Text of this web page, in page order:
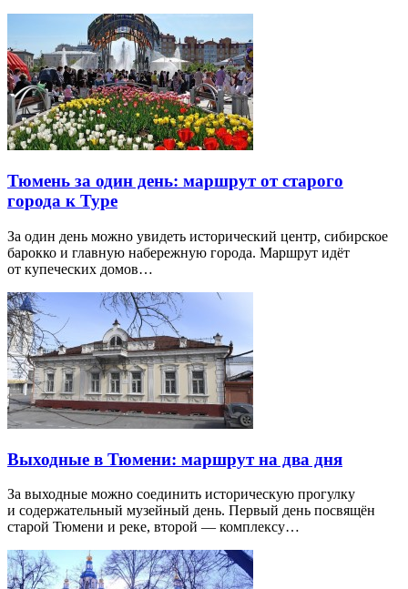
Тюмень за один день: маршрут от старого
города к Туре
За один день можно увидеть исторический центр, сибирское
барокко и главную набережную города. Маршрут идёт
от купеческих домов…
Выходные в Тюмени: маршрут на два дня
За выходные можно соединить историческую прогулку
и содержательный музейный день. Первый день посвящён
старой Тюмени и реке, второй — комплексу…